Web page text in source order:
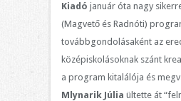
Kiadó január óta nagy
(Magvető és Radnóti)
továbbgondolásaként az
középiskolásoknak szánt
a program kitalálója és
Mlynarik Júlia ültette át